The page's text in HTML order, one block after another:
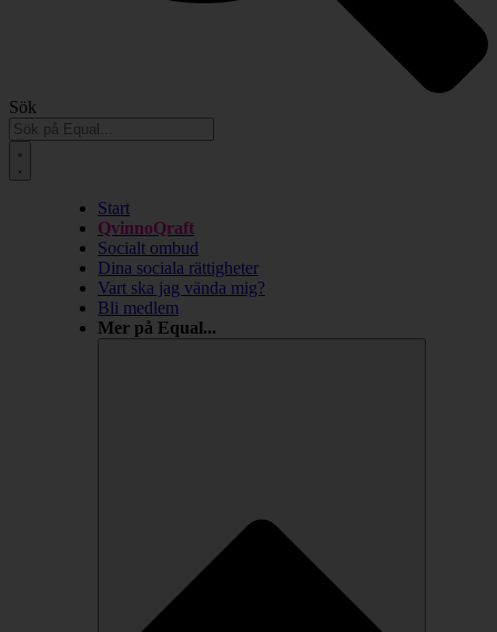
Sök
Start
QvinnoQraft
Socialt ombud
Dina sociala rättigheter
Vart ska jag vända mig?
Bli medlem
Mer på Equal...